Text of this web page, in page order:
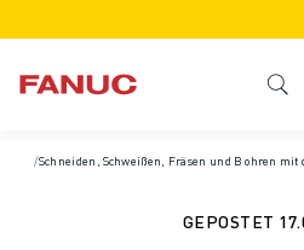
PRODUKTÜBERSICHT
Startseite / Nachrichten und Medien
/Schneiden, Schweißen, Fräsen und Bohren mit
GEPOSTET